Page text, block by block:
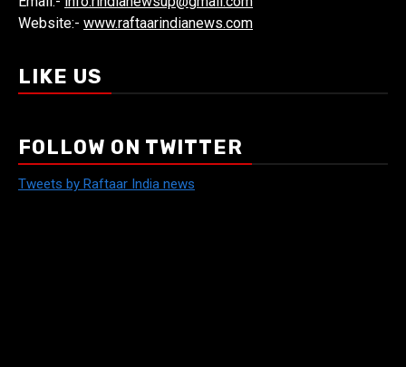
Website:- www.raftaarindianews.com
LIKE US
FOLLOW ON TWITTER
Tweets by Raftaar India news